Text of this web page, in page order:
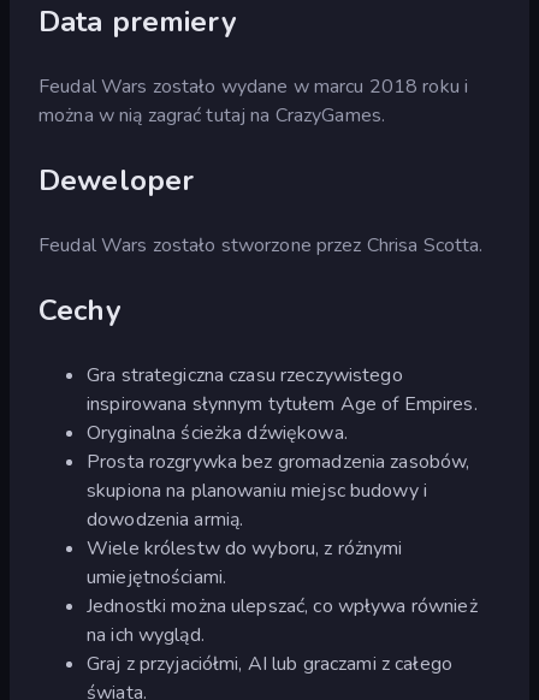
Data premiery
Feudal Wars zostało wydane w marcu 2018 roku i
można w nią zagrać tutaj na CrazyGames.
Deweloper
Feudal Wars zostało stworzone przez Chrisa Scotta.
Cechy
Gra strategiczna czasu rzeczywistego
inspirowana słynnym tytułem Age of Empires.
Oryginalna ścieżka dźwiękowa.
Prosta rozgrywka bez gromadzenia zasobów,
skupiona na planowaniu miejsc budowy i
dowodzenia armią.
Wiele królestw do wyboru, z różnymi
umiejętnościami.
Jednostki można ulepszać, co wpływa również
na ich wygląd.
Graj z przyjaciółmi, AI lub graczami z całego
świata.